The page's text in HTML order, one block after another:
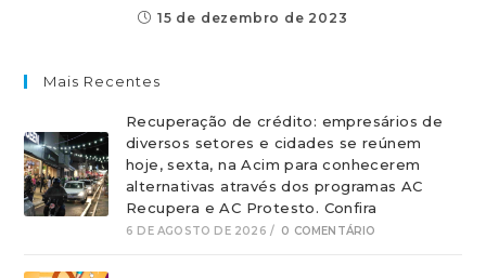
15 de dezembro de 2023
Mais Recentes
Recuperação de crédito: empresários de
diversos setores e cidades se reúnem
hoje, sexta, na Acim para conhecerem
alternativas através dos programas AC
Recupera e AC Protesto. Confira
6 DE AGOSTO DE 2026 / 0 COMENTÁRIO